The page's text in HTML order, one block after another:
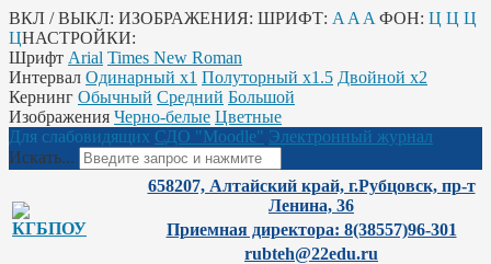
ВКЛ / ВЫКЛ: ИЗОБРАЖЕНИЯ: ШРИФТ: A A A ФОН: Ц Ц Ц
ЦНАСТРОЙКИ:
Шрифт Arial Times New Roman
Интервал Одинарный х1 Полуторный х1.5 Двойной х2
Кернинг Обычный Средний Большой
Изображения Черно-белые Цветные
Для слабовидящих СДО "Moodle" Электронный журнал
Искать...
658207, Алтайский край, г.Рубцовск, пр-т
Ленина, 36
Приемная директора: 8(38557)96-301
rubteh@22edu.ru